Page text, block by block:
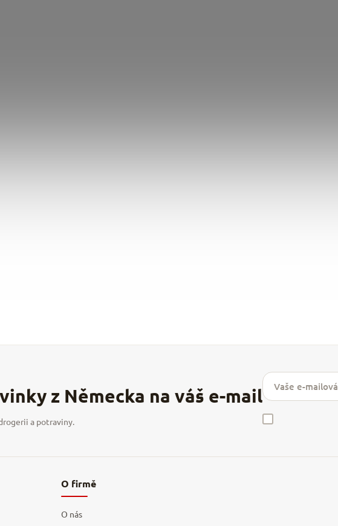
O firmě
O nás